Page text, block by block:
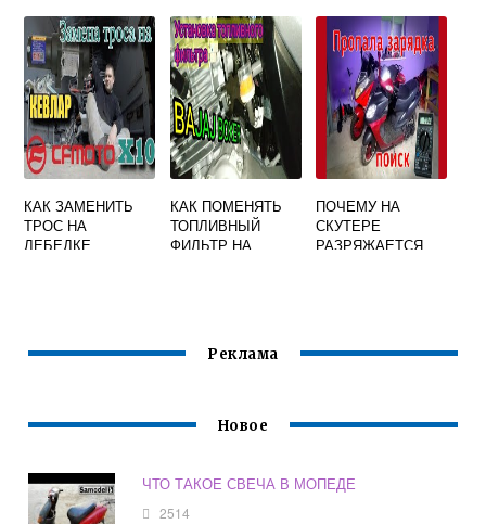
КАК ЗАМЕНИТЬ
ТРОС НА
ЛЕБЕДКЕ
КАК ПОМЕНЯТЬ
ТОПЛИВНЫЙ
ФИЛЬТР НА
ПОЧЕМУ НА
СКУТЕРЕ
РАЗРЯЖАЕТСЯ
Реклама
Новое
ЧТО ТАКОЕ СВЕЧА В МОПЕДЕ
2514